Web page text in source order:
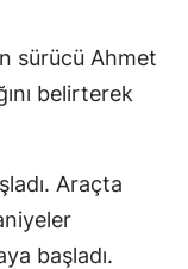
sürücü Ahmet
belirterek
Araçta
başladı.